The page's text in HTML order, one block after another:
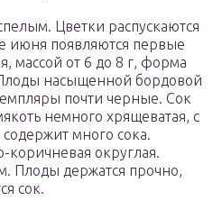
Цветки распускаются
июня появляются первые
массой от 6 до 8 г, форма
насыщенной бордовой
почти черные. Сок
немного хрящеватая, с
много сока.
коричневая округлая.
Плоды держатся прочно,
сок.